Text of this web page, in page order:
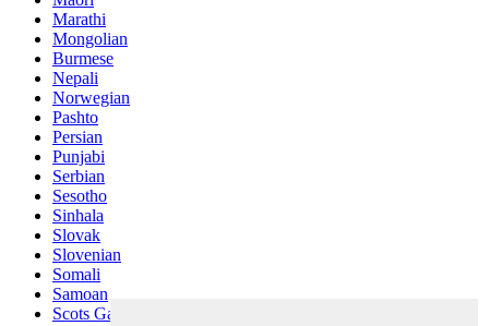
Marathi
Mongolian
Burmese
Nepali
Norwegian
Pashto
Persian
Punjabi
Serbian
Sesotho
Sinhala
Slovak
Slovenian
Somali
Samoan
Scots Gaelic